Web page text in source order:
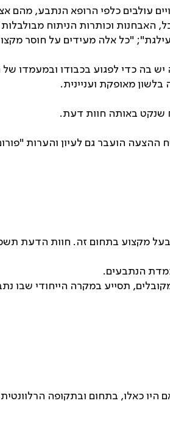
עולבים כלפי הרופא הנתבע, מהם
האבחנות וכותרות הניתוח
; "כל אלה מעידים על חוסר
בה כדי לפגוע בכבודו ובמעמדו
מאופקת ועניינית.
שנקט באותה חוות דעת.
הועבר גם לעיון והערות "פורום
בעל מקצוע בתחום זה. חוות הדעת
הנתבעים.
תסייע במקרה הייחודי שבו
היו כאלו, בתחום ובתקופה